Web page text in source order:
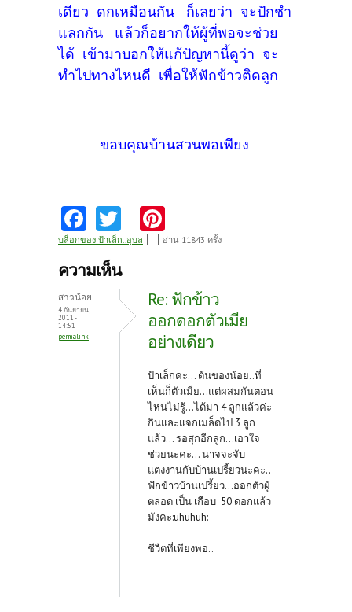
เดียว ดกเหมือนกัน ก็เลยว่า จะปักชำ
แลกกัน แล้วก็อยากให้ผู้ที่พอจะช่วย
ได้ เข้ามาบอกให้แก้ปัญหานี้ดูว่า จะ
ทำไปทางไหนดี เพื่อให้ฟักข้าวติดลูก
ขอบคุณบ้านสวนพอเพียง
Fa
ce
b
o
o
k
w
itt
nt
es
t
บล็อกของ ป้าเล็ก..อุบล อ่าน 11843 ครั้ง
ความเห็น
สาวน้อย
4 กันยายน,
2011 -
14:51
permalink
Re: ฟักข้าว
ออกดอกตัวเมีย
อย่างเดียว
ป้าเล็กคะ... ต้นของน้อย..ที่
เห็นก็ตัวเมีย...แต่ผสมกันตอน
ไหนไม่รู้...ได้มา 4 ลูกแล้วค่ะ
กินและแจกเมล็ดไป 3 ลูก
แล้ว... รอสุกอีกลูก...เอาใจ
ช่วยนะคะ... น่าจจะจับ
แต่งงานกับบ้านเปรี้ยวนะคะ..
ฟักข้าวบ้านเปรี้ยว...ออกตัวผู้
ตลอด เป็น เกือบ 50 ดอกแล้ว
มังคะ:uhuhuh:
ชีวืตที่เพียงพอ..